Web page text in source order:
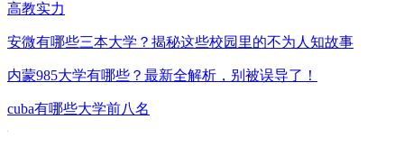
高教实力
安微有哪些三本大学？揭秘这些校园里的不为人知故事
内蒙985大学有哪些？最新全解析，别被误导了！
cuba有哪些大学前八名